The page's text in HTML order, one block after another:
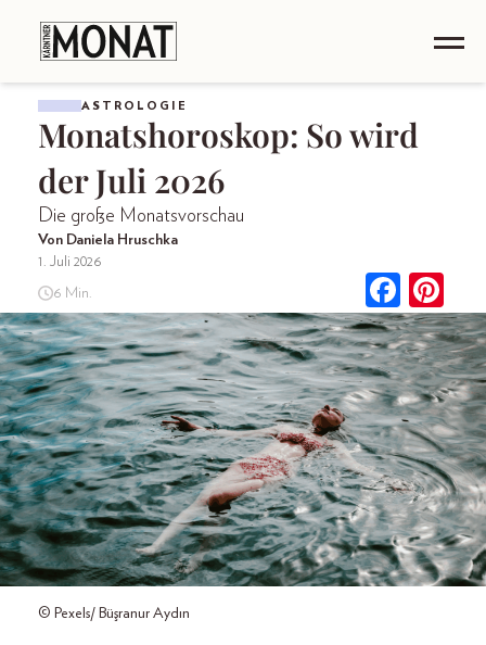
ASTROLOGIE
Monatshoroskop: So wird
der Juli 2026
Die große Monatsvorschau
Von Daniela Hruschka
1. Juli 2026
6 Min.
© Pexels/ Büşranur Aydın